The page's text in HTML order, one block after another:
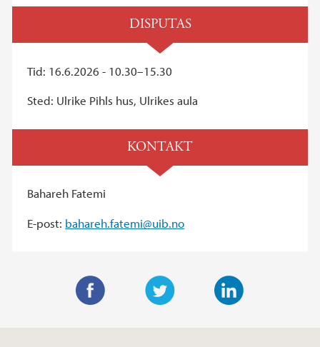
DISPUTAS
Tid: 16.6.2026 - 10.30–15.30
Sted: Ulrike Pihls hus, Ulrikes aula
KONTAKT
Bahareh Fatemi
E-post: bahareh.fatemi@uib.no